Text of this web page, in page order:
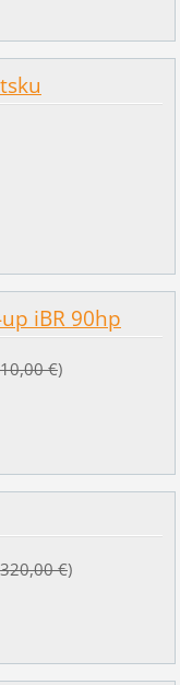
up iBR 90hp
€)
320,00 €)